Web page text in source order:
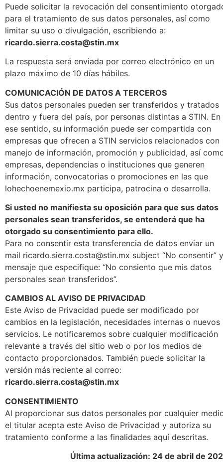
Puede solicitar la revocación del consentimiento
para el tratamiento de sus datos personales, así como
limitar su uso o divulgación, escribiendo a:
ricardo.sierra.costa@stin.mx
La respuesta será enviada por correo electrónico en un
plazo máximo de 10 días hábiles.
COMUNICACIÓN DE DATOS A TERCEROS
Sus datos personales pueden ser transferidos y tratados
dentro y fuera del país, por personas distintas a STIN. En
ese sentido, su información puede ser compartida con
empresas que ofrecen a STIN servicios relacionados con
manejo de información, promoción y publicidad, así
empresas, dependencias o instituciones que generen
información, convocatorias o promociones en las que
lohechoenemexio.mx participa, patrocina o desarrolla.
Si usted no manifiesta su oposición para que sus datos
personales sean transferidos, se entenderá que ha
otorgado su consentimiento para ello.
Para no consentir esta transferencia de datos enviar un
mail ricardo.sierra.costa@stin.mx subject “No consentir” y
mensaje que especifique: “No consiento que mis datos
personales sean transferidos”.
CAMBIOS AL AVISO DE PRIVACIDAD
Este Aviso de Privacidad puede ser modificado por
cambios en la legislación, necesidades internas o nuevos
servicios. Le notificaremos sobre cualquier modificación
relevante a través del sitio web o por los medios de
contacto proporcionados. También puede solicitar la
versión más reciente al correo:
ricardo.sierra.costa@stin.mx
CONSENTIMIENTO
Al proporcionar sus datos personales por cualquier
el titular acepta este Aviso de Privacidad y autoriza su
tratamiento conforme a las finalidades aquí descritas.
Última actualización: 24 de abril de